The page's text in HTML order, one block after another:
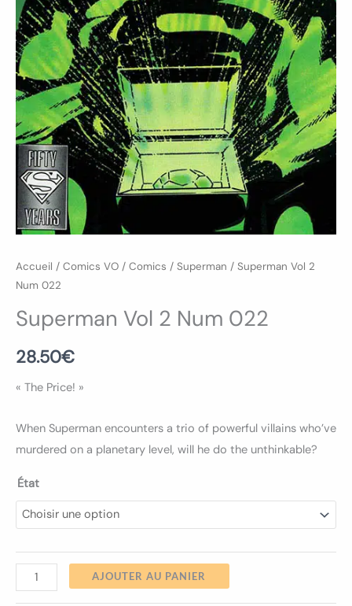
Accueil / Comics VO / Comics / Superman / Superman Vol 2
Num 022
Superman Vol 2 Num 022
28.50€
« The Price! »
When Superman encounters a trio of powerful villains who’ve
murdered on a planetary level, will he do the unthinkable?
État
AJOUTER AU PANIER